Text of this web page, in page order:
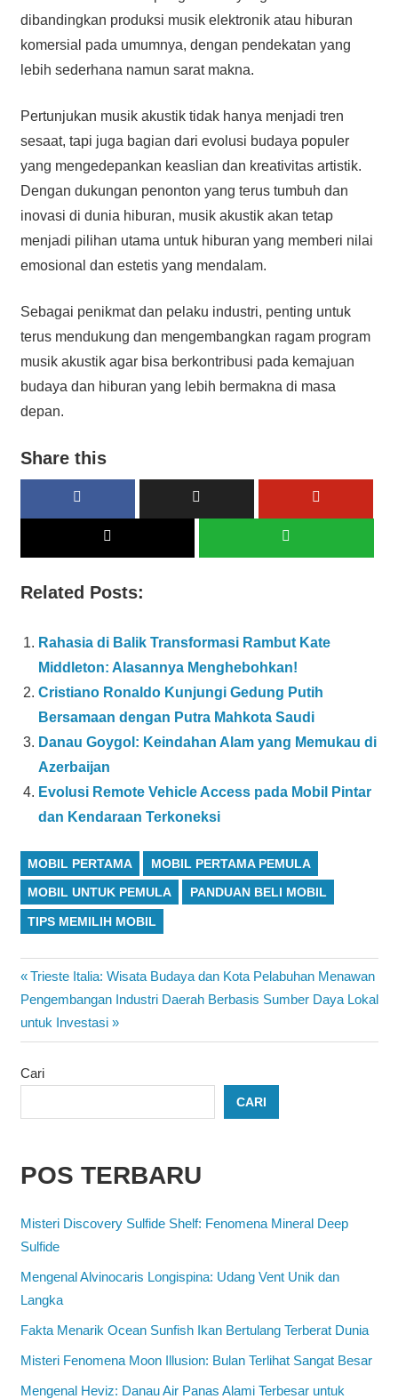
dibandingkan produksi musik elektronik atau hiburan
komersial pada umumnya, dengan pendekatan yang
lebih sederhana namun sarat makna.
Pertunjukan musik akustik tidak hanya menjadi tren
sesaat, tapi juga bagian dari evolusi budaya populer
yang mengedepankan keaslian dan kreativitas artistik.
Dengan dukungan penonton yang terus tumbuh dan
inovasi di dunia hiburan, musik akustik akan tetap
menjadi pilihan utama untuk hiburan yang memberi nilai
emosional dan estetis yang mendalam.
Sebagai penikmat dan pelaku industri, penting untuk
terus mendukung dan mengembangkan ragam program
musik akustik agar bisa berkontribusi pada kemajuan
budaya dan hiburan yang lebih bermakna di masa
depan.
Share this
Related Posts:
Rahasia di Balik Transformasi Rambut Kate
Middleton: Alasannya Menghebohkan!
Cristiano Ronaldo Kunjungi Gedung Putih
Bersamaan dengan Putra Mahkota Saudi
Danau Goygol: Keindahan Alam yang Memukau di
Azerbaijan
Evolusi Remote Vehicle Access pada Mobil Pintar
dan Kendaraan Terkoneksi
MOBIL PERTAMA MOBIL PERTAMA PEMULA
MOBIL UNTUK PEMULA PANDUAN BELI MOBIL
TIPS MEMILIH MOBIL
Navigasi
pos
Previous
Post:
Trieste Italia: Wisata Budaya dan Kota Pelabuhan Menawan
Next
Post:
Pengembangan Industri Daerah Berbasis Sumber Daya Lokal
untuk Investasi
Cari
CARI
POS TERBARU
Misteri Discovery Sulfide Shelf: Fenomena Mineral Deep
Sulfide
Mengenal Alvinocaris Longispina: Udang Vent Unik dan
Langka
Fakta Menarik Ocean Sunfish Ikan Bertulang Terberat Dunia
Misteri Fenomena Moon Illusion: Bulan Terlihat Sangat Besar
Mengenal Heviz: Danau Air Panas Alami Terbesar untuk